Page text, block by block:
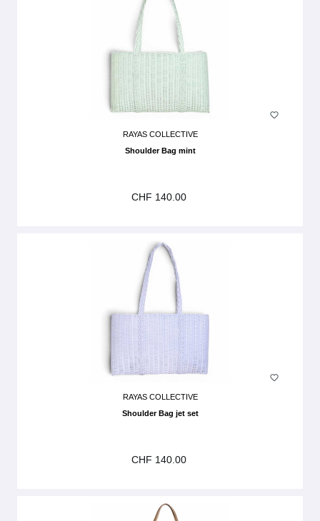
RAYAS COLLECTIVE
Shoulder Bag mint
CHF 140.00
RAYAS COLLECTIVE
Shoulder Bag jet set
CHF 140.00